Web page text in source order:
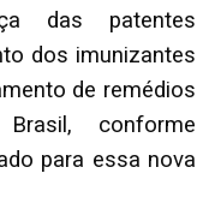
das patentes
dos imunizantes
de remédios
conforme
para essa nova